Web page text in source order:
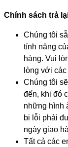
Chính sách trả
Chúng tôi
tính năng
hàng. Vui
lòng với
Chúng tôi
đến, khi đó
những hình
bị lỗi phải
ngày giao
Tất cả các